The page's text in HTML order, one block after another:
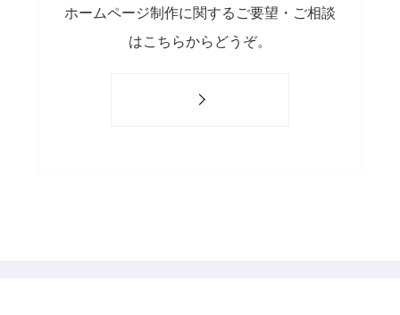
ホームページ制作に関するご要望・ご相談
はこちらからどうぞ。